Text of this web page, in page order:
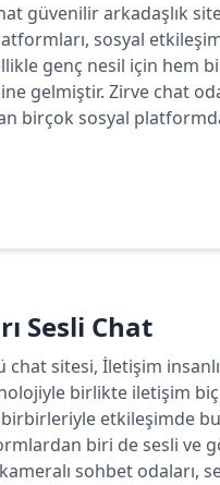
güvenilir arkadaşlık
sosyal
genç nesil için hem
gelmiştir. Zirve chat
birçok sosyal
Sesli Chat
sitesi, İletişim
birlikte iletişim
etkileşimde
biri de sesli ve
sohbet odaları,